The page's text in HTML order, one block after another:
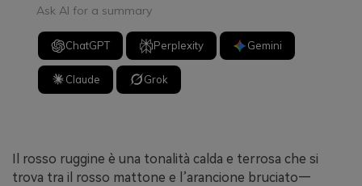
Ask AI for a summary
ChatGPT Perplexity Gemini
Claude Grok
Il rosso ruggine è una tonalità calda e terrosa che si
trova tra il rosso mattone e l’arancione bruciato—